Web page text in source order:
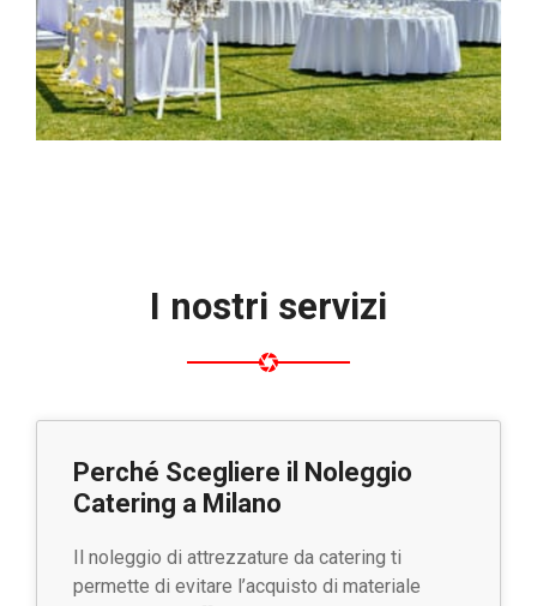
I nostri servizi
Perché Scegliere il Noleggio
Catering a Milano
Il noleggio di attrezzature da catering ti
permette di evitare l’acquisto di materiale